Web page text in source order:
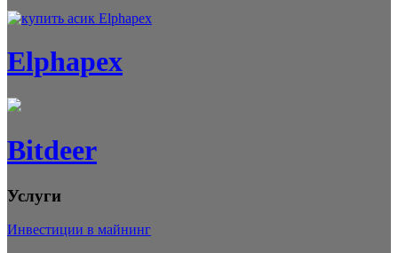
Elphapex
Bitdeer
Услуги
Инвестиции в майнинг